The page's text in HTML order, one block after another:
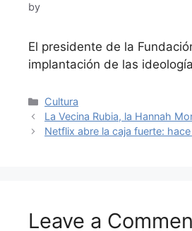
by
El presidente de la
implantación de las
Categories
Cultura
La Vecina Rubia, la Hannah
Netflix abre la caja fuerte:
Leave a